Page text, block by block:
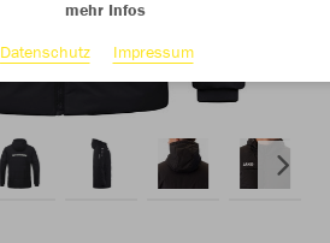
mehr Infos
Datenschutz
Impressum